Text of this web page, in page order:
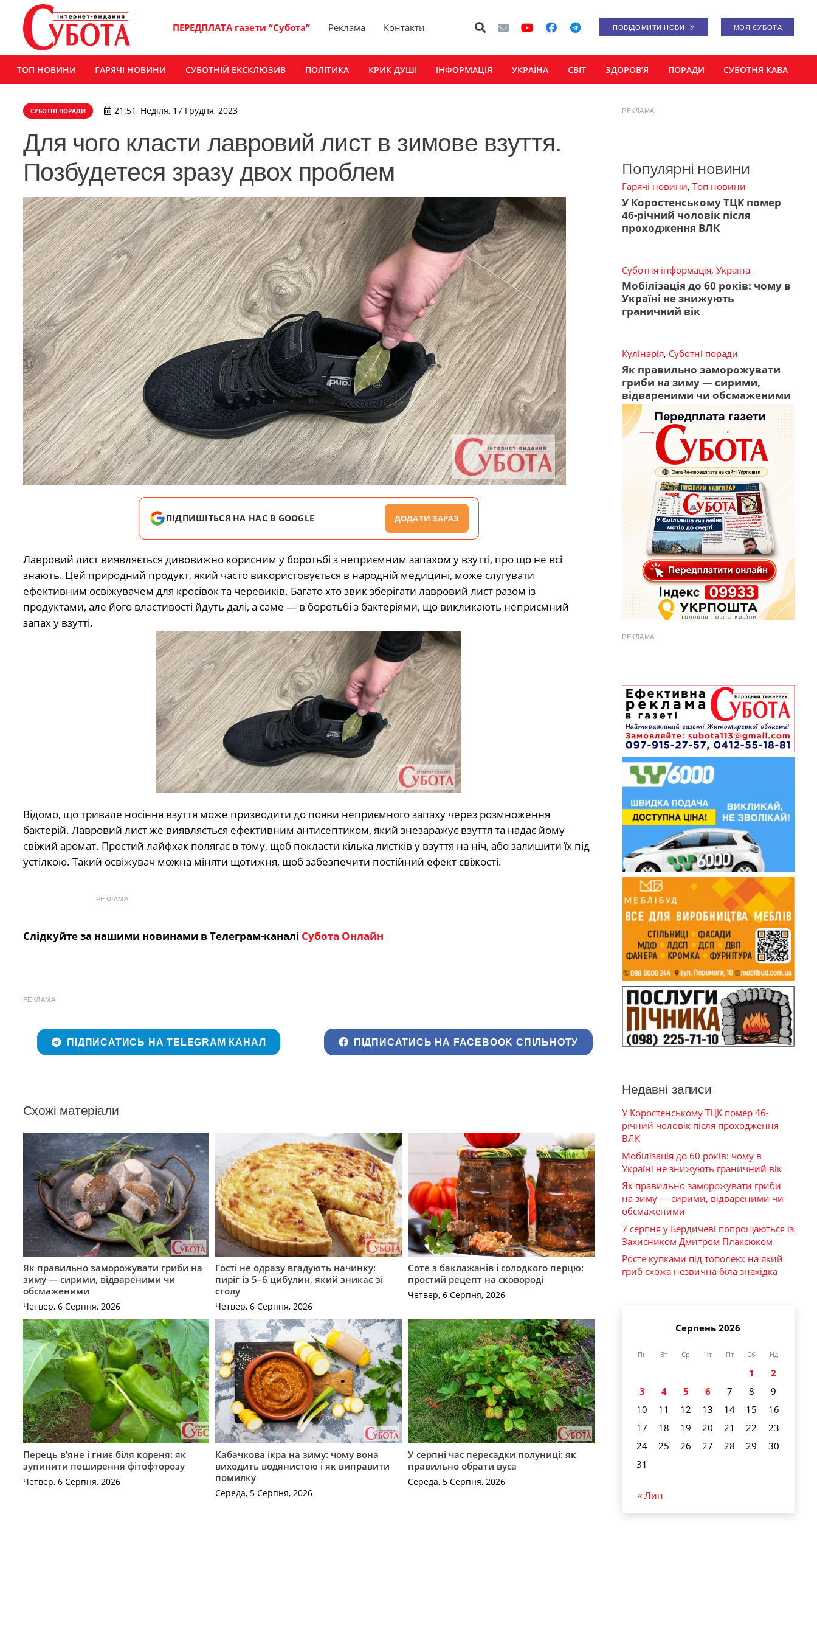
ПЕРЕДПЛАТА газети “Субота” Реклама Контакти ПОВІДОМИТИ НОВИНУ МОЯ СУБОТА
ТОП НОВИНИ ГАРЯЧІ НОВИНИ СУБОТНІЙ ЕКСКЛЮЗИВ ПОЛІТИКА КРИК ДУШІ ІНФОРМАЦІЯ УКРАЇНА СВІТ ЗДОРОВ’Я ПОРАДИ СУБОТНЯ КАВА
СУБОТНІ ПОРАДИ 21:51, Неділя, 17 Грудня, 2023
Для чого класти лавровий лист в зимове взуття.
Позбудетеся зразу двох проблем
ПІДПИШІТЬСЯ НА НАС В GOOGLE ДОДАТИ ЗАРАЗ
Лавровий лист виявляється дивовижно корисним у боротьбі з неприємним запахом у взутті, про що не всі
знають. Цей природний продукт, який часто використовується в народній медицині, може слугувати
ефективним освіжувачем для кросівок та черевиків. Багато хто звик зберігати лавровий лист разом із
продуктами, але його властивості йдуть далі, а саме — в боротьбі з бактеріями, що викликають неприємний
запах у взутті.
Відомо, що тривале носіння взуття може призводити до появи неприємного запаху через розмноження
бактерій. Лавровий лист же виявляється ефективним антисептиком, який знезаражує взуття та надає йому
свіжий аромат. Простий лайфхак полягає в тому, щоб покласти кілька листків у взуття на ніч, або залишити їх під
устілкою. Такий освіжувач можна міняти щотижня, щоб забезпечити постійний ефект свіжості.
РЕКЛАМА
Слідкуйте за нашими новинами в Телеграм-каналі Субота Онлайн
РЕКЛАМА
ПІДПИСАТИСЬ НА TELEGRAM КАНАЛ ПІДПИСАТИСЬ НА FACEBOOK СПІЛЬНОТУ
Схожі матеріали
Як правильно заморожувати гриби на
зиму — сирими, відвареними чи
обсмаженими
Четвер, 6 Серпня, 2026
Гості не одразу вгадують начинку:
пиріг із 5–6 цибулин, який зникає зі
столу
Четвер, 6 Серпня, 2026
Соте з баклажанів і солодкого перцю:
простий рецепт на сковороді
Четвер, 6 Серпня, 2026
Перець в’яне і гниє біля кореня: як
зупинити поширення фітофторозу
Четвер, 6 Серпня, 2026
Кабачкова ікра на зиму: чому вона
виходить водянистою і як виправити
помилку
Середа, 5 Серпня, 2026
У серпні час пересадки полуниці: як
правильно обрати вуса
Середа, 5 Серпня, 2026
РЕКЛАМА
Популярні новини
Гарячі новини, Топ новини
У Коростенському ТЦК помер
46-річний чоловік після
проходження ВЛК
Суботня інформація, Україна
Мобілізація до 60 років: чому в
Україні не знижують
граничний вік
Кулінарія, Суботні поради
Як правильно заморожувати
гриби на зиму — сирими,
відвареними чи обсмаженими
РЕКЛАМА
Недавні записи
У Коростенському ТЦК помер 46-
річний чоловік після проходження
ВЛК
Мобілізація до 60 років: чому в
Україні не знижують граничний вік
Як правильно заморожувати гриби
на зиму — сирими, відвареними чи
обсмаженими
7 серпня у Бердичеві попрощаються із
Захисником Дмитром Плаксюком
Росте купками під тополею: на який
гриб схожа незвична біла знахідка
Серпень 2026
Пн Вт Ср Чт Пт Сб Нд
1
2
3
4 5 6 7 8
9
10
11 12 13 14 15
16
17
18 19 20 21 22
23
24
25 26 27 28 29
30
31
« Лип